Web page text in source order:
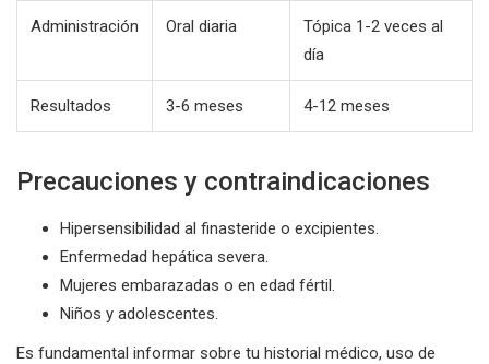
Administración Oral diaria
Tópica 1-2 veces al
día
Resultados 3-6 meses 4-12 meses
Precauciones y contraindicaciones
Hipersensibilidad al finasteride o excipientes.
Enfermedad hepática severa.
Mujeres embarazadas o en edad fértil.
Niños y adolescentes.
Es fundamental informar sobre tu historial médico, uso de